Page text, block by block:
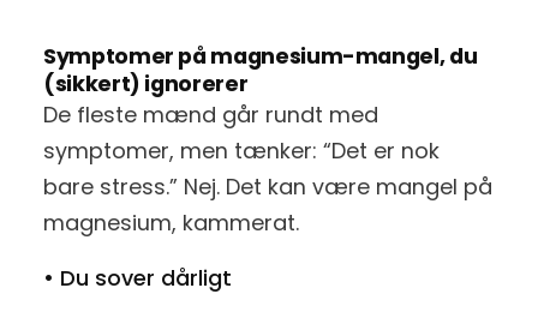
Symptomer på magnesium-mangel, du
(sikkert) ignorerer
De fleste mænd går rundt med
symptomer, men tænker: “Det er nok
bare stress.” Nej. Det kan være mangel på
magnesium, kammerat.
• Du sover dårligt